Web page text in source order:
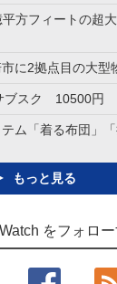
方フィートの超
市に2拠点目の大
ブスク 10500円
ム「着る布団」
もっと見る
をフォロ